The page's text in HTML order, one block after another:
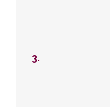
3.